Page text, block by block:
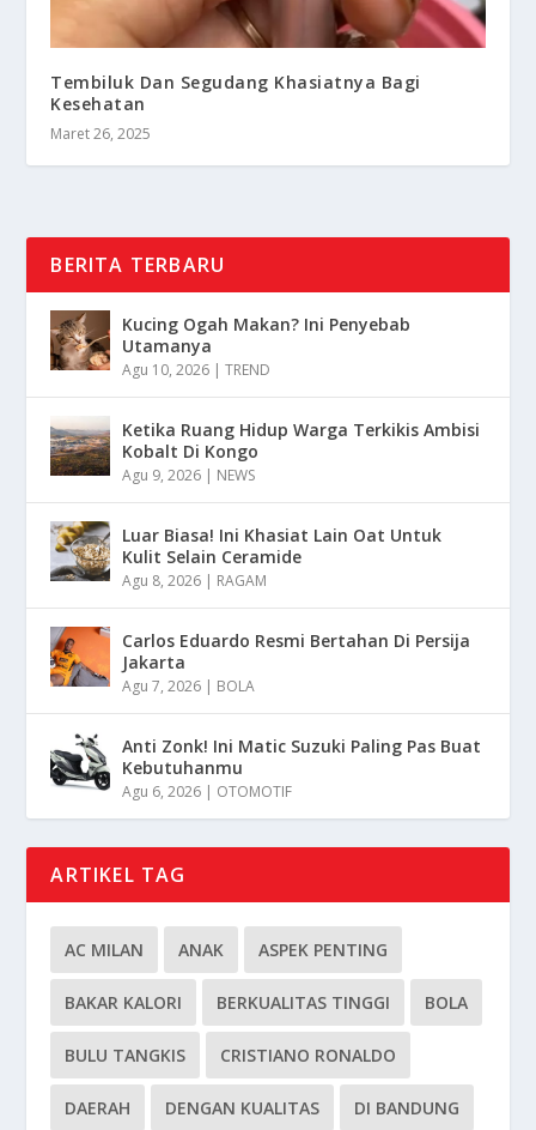
Tembiluk Dan Segudang Khasiatnya Bagi
Kesehatan
Maret 26, 2025
BERITA TERBARU
Kucing Ogah Makan? Ini Penyebab
Utamanya
Agu 10, 2026 |TREND
Ketika Ruang Hidup Warga Terkikis Ambisi
Kobalt Di Kongo
Agu 9, 2026 | NEWS
Luar Biasa! Ini Khasiat Lain Oat Untuk
Kulit Selain Ceramide
Agu 8, 2026 | RAGAM
Carlos Eduardo Resmi Bertahan Di Persija
Jakarta
Agu 7, 2026 | BOLA
Anti Zonk! Ini Matic Suzuki Paling Pas Buat
Kebutuhanmu
Agu 6, 2026 | OTOMOTIF
ARTIKEL TAG
AC MILAN ANAK ASPEK PENTING
BAKAR KALORI BERKUALITAS TINGGI BOLA
BULU TANGKIS CRISTIANO RONALDO
DAERAH DENGAN KUALITAS DI BANDUNG